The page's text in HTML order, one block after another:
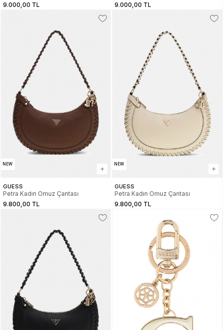
9.000,00 TL
9.000,00 TL
NEW
GUESS
Petra Kadın Omuz Çantası
9.800,00 TL
NEW
GUESS
Petra Kadın Omuz Çantası
9.800,00 TL